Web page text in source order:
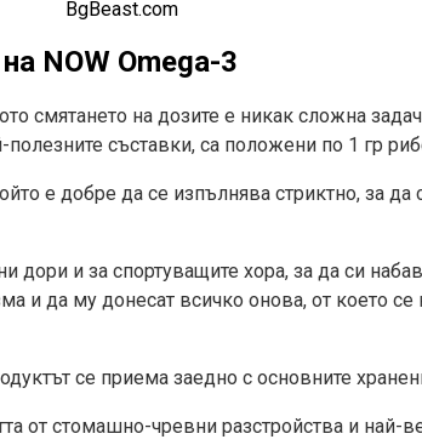
NOW Omega-3
смятането на дозите е никак сложна
съставки, са положени по 1 гр
е добре да се изпълнява стриктно, за да
дори и за спортуващите хора, за да си
и да му донесат всичко онова, от което
се приема заедно с основните
от стомашно-чревни разстройства и най-